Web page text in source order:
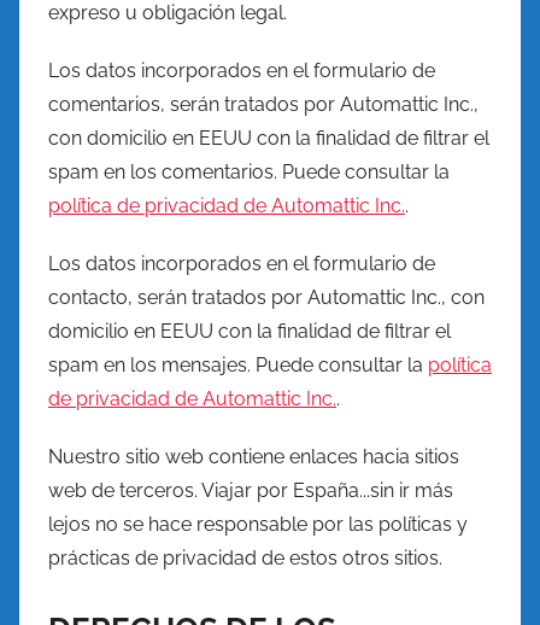
expreso u obligación legal.
Los datos incorporados en el formulario de
comentarios, serán tratados por Automattic Inc.,
con domicilio en EEUU con la finalidad de filtrar el
spam en los comentarios. Puede consultar la
política de privacidad de Automattic Inc..
Los datos incorporados en el formulario de
contacto, serán tratados por Automattic Inc., con
domicilio en EEUU con la finalidad de filtrar el
spam en los mensajes. Puede consultar la política
de privacidad de Automattic Inc..
Nuestro sitio web contiene enlaces hacia sitios
web de terceros. Viajar por España...sin ir más
lejos no se hace responsable por las políticas y
prácticas de privacidad de estos otros sitios.